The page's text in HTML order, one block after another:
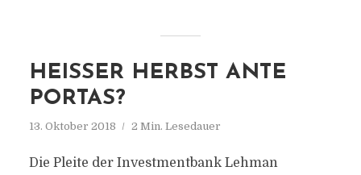
HEISSER HERBST ANTE P
ORTAS?
13. Oktober 2018 2 Min. Lesedauer
Die Pleite der Investmentbank Lehman